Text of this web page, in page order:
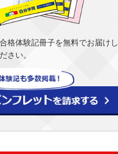
格体験記冊子を無料でお届けし
さい。